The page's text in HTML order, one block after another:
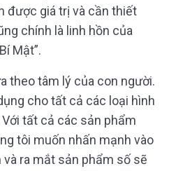
được giá trị và cần thiết
chính là linh hồn của
Mật”.
theo tâm lý của con người.
cho tất cả các loại hình
tất cả các sản phẩm
tôi muốn nhấn mạnh vào
ra mắt sản phẩm số sẽ